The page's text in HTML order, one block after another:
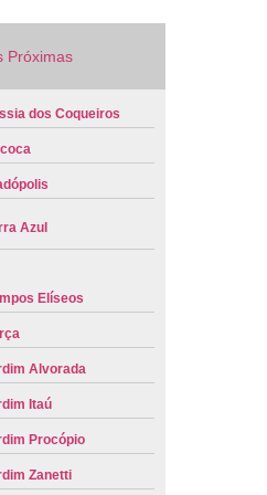
Carro
Nova Carro
Vermelha
Carro
Placa Carro
Veicular
Placa Carro
Próximas
dos Coqueiros
Azul
Elíseos
Alvorada
Itaú
Procópio
Zanetti